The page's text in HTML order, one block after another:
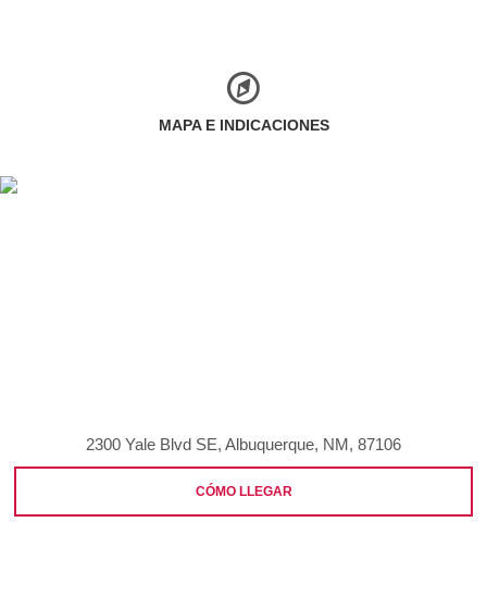
MAPA E INDICACIONES
2300 Yale Blvd SE, Albuquerque, NM, 87106
CÓMO LLEGAR